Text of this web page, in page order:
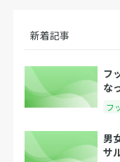
新着記事
フ
な
フ
男
サ